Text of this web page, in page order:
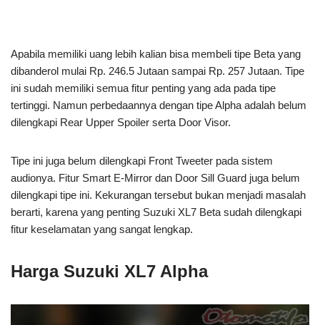
Apabila memiliki uang lebih kalian bisa membeli tipe Beta yang
dibanderol mulai Rp. 246.5 Jutaan sampai Rp. 257 Jutaan. Tipe
ini sudah memiliki semua fitur penting yang ada pada tipe
tertinggi. Namun perbedaannya dengan tipe Alpha adalah belum
dilengkapi Rear Upper Spoiler serta Door Visor.
Tipe ini juga belum dilengkapi Front Tweeter pada sistem
audionya. Fitur Smart E-Mirror dan Door Sill Guard juga belum
dilengkapi tipe ini. Kekurangan tersebut bukan menjadi masalah
berarti, karena yang penting Suzuki XL7 Beta sudah dilengkapi
fitur keselamatan yang sangat lengkap.
Harga Suzuki XL7 Alpha